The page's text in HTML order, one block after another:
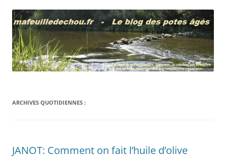
ARCHIVES QUOTIDIENNES :
JANOT: Comment on fait l’huile d’olive